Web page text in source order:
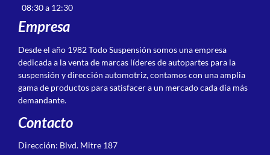
08:30 a 12:30
Empresa
Desde el año 1982 Todo Suspensión somos una empresa
dedicada a la venta de marcas líderes de autopartes para la
suspensión y dirección automotriz, contamos con una amplia
gama de productos para satisfacer a un mercado cada día más
demandante.
Contacto
Dirección: Blvd. Mitre 187